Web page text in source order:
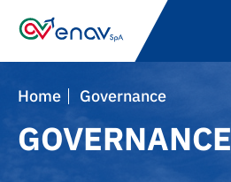
Home Governance
GOVERNANCE